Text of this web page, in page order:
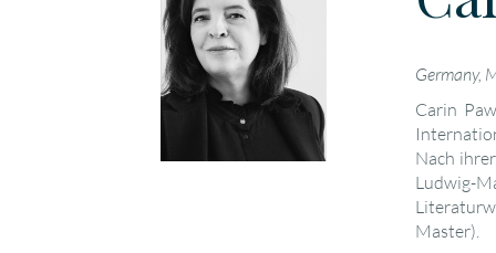
Germany,
Carin
Nach
Master).